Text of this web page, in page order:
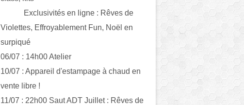
Exclusivités en ligne : Rêves de
Violettes, Effroyablement Fun, Noël en
surpiqué
06/07 : 14h00 Atelier
10/07 : Appareil d'estampage à chaud en
vente libre !
11/07 : 22h00 Saut ADT Juillet : Rêves de